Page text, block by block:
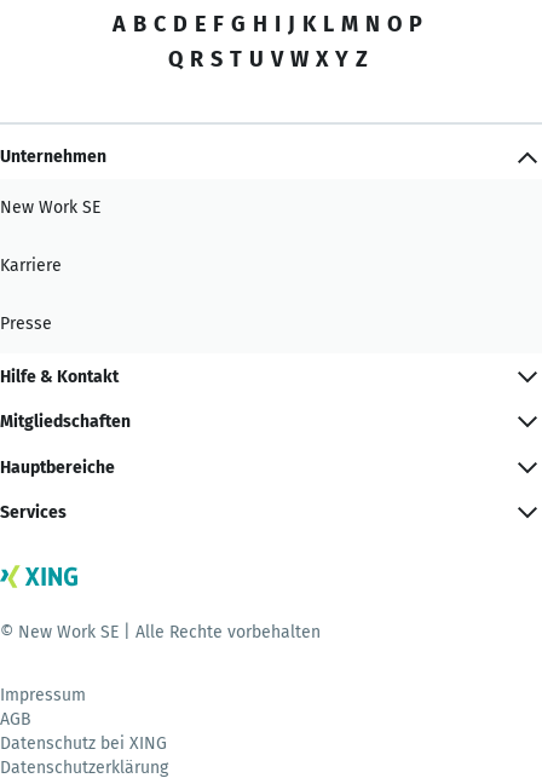
A B C D E F G H I J K L M N O P
Q R S T U V W X Y Z
Unternehmen
New Work SE
Karriere
Presse
Hilfe & Kontakt
Mitgliedschaften
Hauptbereiche
Services
© New Work SE | Alle Rechte vorbehalten
Impressum
AGB
Datenschutz bei XING
Datenschutzerklärung